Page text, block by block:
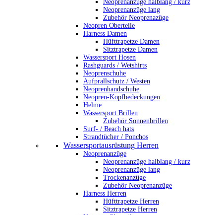
Neoprenanzüge halblang / kurz
Neoprenanzüge lang
Zubehör Neoprenazüge
Neopren Oberteile
Harness Damen
Hüfttrapetze Damen
Sitztrapetze Damen
Wassersport Hosen
Rashguards / Wetshirts
Neoprenschuhe
Aufprallschutz / Westen
Neoprenhandschuhe
Neopren-Kopfbedeckungen
Helme
Wassersport Brillen
Zubehör Sonnenbrillen
Surf- / Beach hats
Strandtücher / Ponchos
Wassersportausrüstung Herren
Neoprenanzüge
Neoprenanzüge halblang / kurz
Neoprenanzüge lang
Trockenanzüge
Zubehör Neoprenanzüge
Harness Herren
Hüfttrapetze Herren
Sitztrapetze Herren